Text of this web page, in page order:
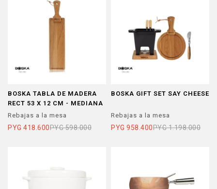
BOSKA TABLA DE MADERA
RECT 53 X 12 CM - MEDIANA
Rebajas a la mesa
PYG 418.600PYG 598.000
BOSKA GIFT SET SAY CHEESE
Rebajas a la mesa
PYG 958.400PYG 1.198.000